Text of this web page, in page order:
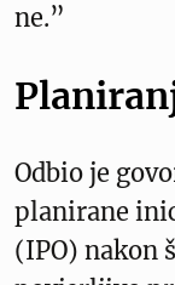
ne.”
Odbio je
planirane
(IPO) nakon